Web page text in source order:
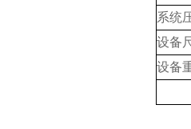
系统
设备
设备